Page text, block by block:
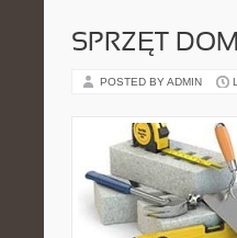
SPRZĘT
POSTED BY ADMIN